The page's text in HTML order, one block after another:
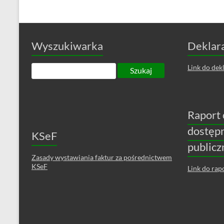
Wyszukiwarka
KSeF
Zasady wystawiania faktur za pośrednictwem
KSeF
Link do
Raport
Link do